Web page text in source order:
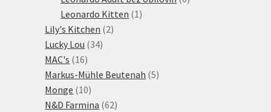
Leonardo Kitten 1 1
Lily's Kitchen 22
Lucky Lou 3434
MAC's 1616
produktů
Markus-Mühle Beutenah 55
Monge 1010
produktů
N&D Farmina 6262